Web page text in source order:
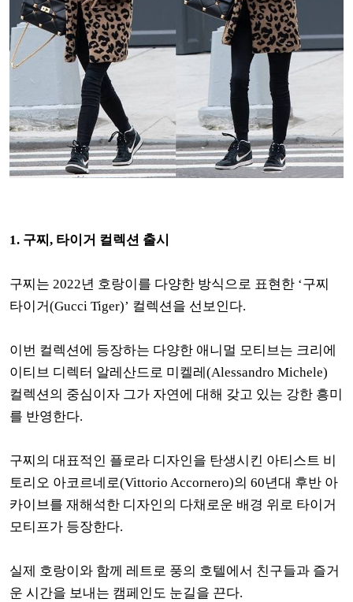
1. 구찌, 타이거 컬렉션 출시
구찌는 2022년 호랑이를 다양한 방식으로 표현한 ‘구찌
타이거(Gucci Tiger)’ 컬렉션을 선보인다.
이번 컬렉션에 등장하는 다양한 애니멀 모티브는 크리에
이티브 디렉터 알레산드로 미켈레(Alessandro Michele)
컬렉션의 중심이자 그가 자연에 대해 갖고 있는 강한 흥미
를 반영한다.
구찌의 대표적인 플로라 디자인을 탄생시킨 아티스트 비
토리오 아코르네로(Vittorio Accornero)의 60년대 후반 아
카이브를 재해석한 디자인의 다채로운 배경 위로 타이거
모티프가 등장한다.
실제 호랑이와 함께 레트로 풍의 호텔에서 친구들과 즐거
운 시간을 보내는 캠페인도 눈길을 끈다.